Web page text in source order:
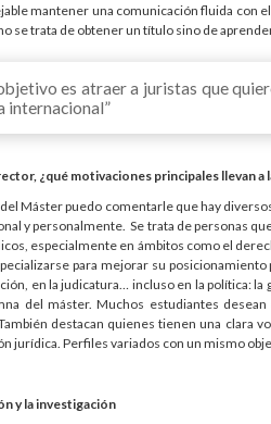
mantener una comunicación fluida con
se trata de obtener un título sino de
es atraer a juristas que
internacional”
¿qué motivaciones principales llevan a
Máster puedo comentarle que hay
y personalmente. Se trata de personas
especialmente en ámbitos como el
para mejorar su
en la judicatura… incluso en la política:
del máster. Muchos estudiantes
destacan quienes tienen una clara
jurídica. Perfiles variados con un mismo
y la investigación